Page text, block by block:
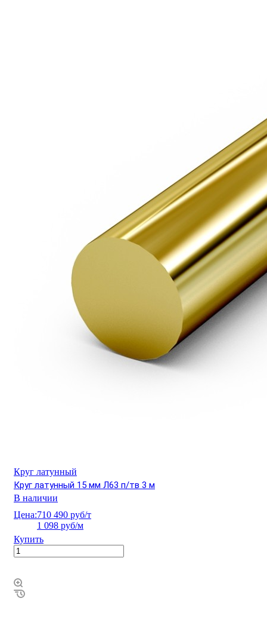
Круг латунный
Круг латунный 15 мм Л63 п/тв 3 м
В наличии
Цена:710 490 руб/т
1 098 руб/м
Купить